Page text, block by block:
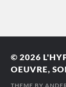
© 2026
OEUVRE,
THEME BY